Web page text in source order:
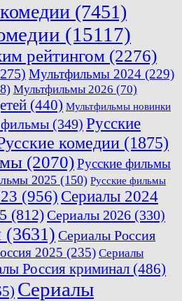
(7451)
(15117)
рейтингом (2276)
Мультфильмы 2024 (229)
Мультфильмы 2026 (70)
(440) Мультфильмы новинки
фильмы (349) Русские
комедии (1875)
(2070)Русские фильмы
2025 (150) Русские фильмы
(956) Сериалы 2024
(812)Сериалы 2026 (330)
(3631) Сериалы Россия
2025 (235) Сериалы
Россия криминал (486)
Сериалы